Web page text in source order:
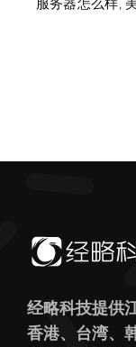
经略科技提供
香港、台湾、